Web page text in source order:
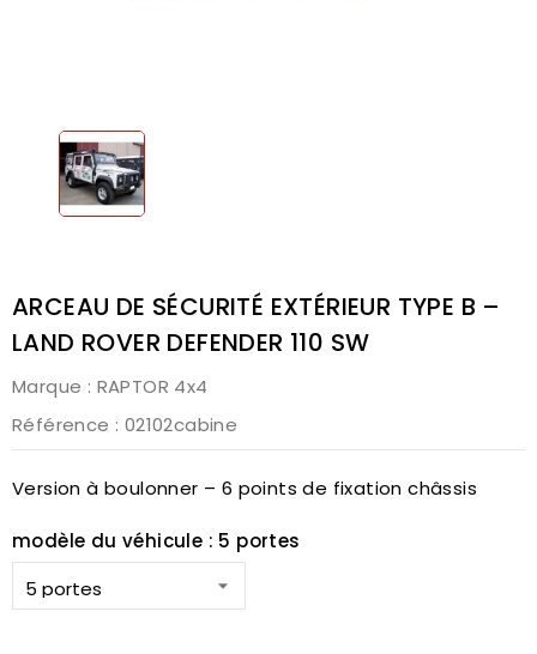
ARCEAU DE SÉCURITÉ EXTÉRIEUR TYPE B –
LAND ROVER DEFENDER 110 SW
Marque : RAPTOR 4x4
Référence : 02102cabine
Version à boulonner – 6 points de fixation châssis
modèle du véhicule : 5 portes